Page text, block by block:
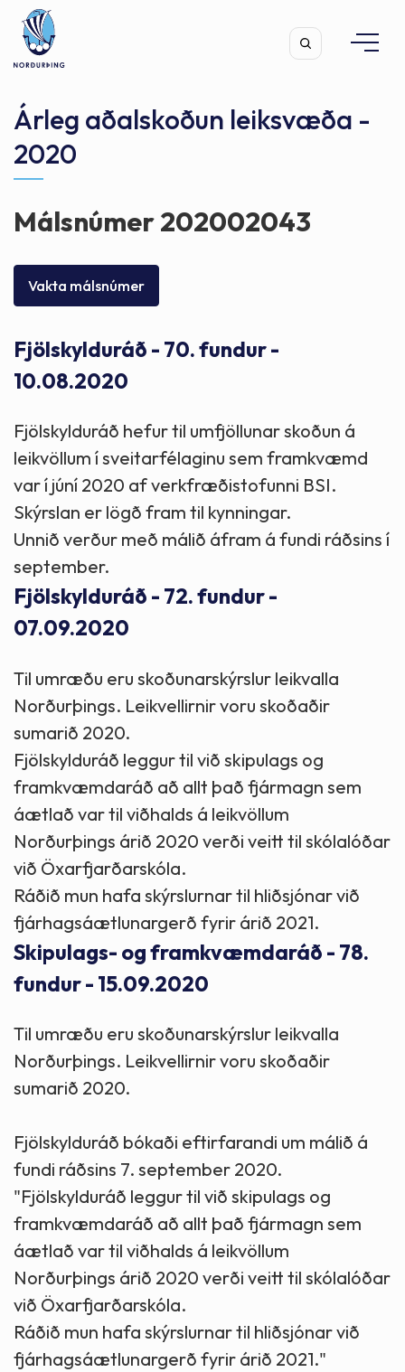
Leita
Árleg aðalskoðun leiksvæða -
2020
Málsnúmer 202002043
Vakta málsnúmer
Fjölskylduráð - 70. fundur -
10.08.2020
Fjölskylduráð hefur til umfjöllunar skoðun á
leikvöllum í sveitarfélaginu sem framkvæmd
var í júní 2020 af verkfræðistofunni BSI.
Skýrslan er lögð fram til kynningar.
Unnið verður með málið áfram á fundi ráðsins í
september.
Fjölskylduráð - 72. fundur -
07.09.2020
Til umræðu eru skoðunarskýrslur leikvalla
Norðurþings. Leikvellirnir voru skoðaðir
sumarið 2020.
Fjölskylduráð leggur til við skipulags og
framkvæmdaráð að allt það fjármagn sem
áætlað var til viðhalds á leikvöllum
Norðurþings árið 2020 verði veitt til skólalóðar
við Öxarfjarðarskóla.
Ráðið mun hafa skýrslurnar til hliðsjónar við
fjárhagsáætlunargerð fyrir árið 2021.
Skipulags- og framkvæmdaráð - 78.
fundur - 15.09.2020
Til umræðu eru skoðunarskýrslur leikvalla
Norðurþings. Leikvellirnir voru skoðaðir
sumarið 2020.
Fjölskylduráð bókaði eftirfarandi um málið á
fundi ráðsins 7. september 2020.
"Fjölskylduráð leggur til við skipulags og
framkvæmdaráð að allt það fjármagn sem
áætlað var til viðhalds á leikvöllum
Norðurþings árið 2020 verði veitt til skólalóðar
við Öxarfjarðarskóla.
Ráðið mun hafa skýrslurnar til hliðsjónar við
fjárhagsáætlunargerð fyrir árið 2021."